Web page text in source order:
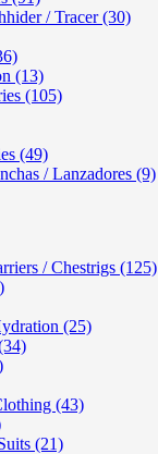
/ Tracer (30)
(13)
(105)
(49)
/ Lanzadores (9)
/ Chestrigs (125)
(25)
(43)
(21)